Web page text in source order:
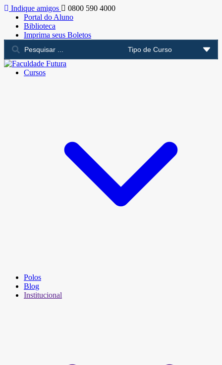
Indique amigos
0800 590 4000
Portal do Aluno
Biblioteca
Imprima seus Boletos
Cursos
Polos
Blog
Institucional